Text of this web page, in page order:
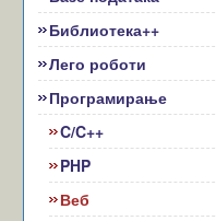
Библиотека++
Лего роботи
Програмирање
C/C++
PHP
Веб